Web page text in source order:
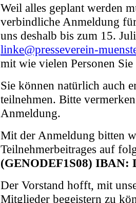
Weil alles geplant werden
verbindliche Anmeldung
uns deshalb bis zum 15.
linke@presseverein-
mit wie vielen Personen
Sie können natürlich auch
teilnehmen. Bitte
Anmeldung.
Mit der Anmeldung bitten
Teilnehmerbeitrages auf
(GENODEF1S08) IBAN:
Der Vorstand hofft, mit
Mitglieder begeistern zu